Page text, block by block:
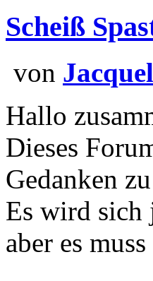
Scheiß
von
Hallo
Dieses
Gedanken
Es wird sich
aber es